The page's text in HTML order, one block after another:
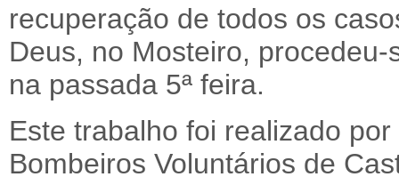
recuperação de todos os
Deus, no Mosteiro,
na passada 5ª feira.
Este trabalho foi realizado
Bombeiros Voluntários de